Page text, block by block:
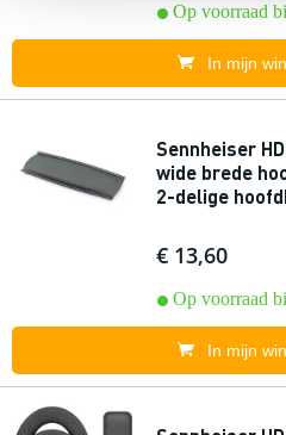
Op voorraad
In mijn
Sennheiser
wide brede
2-delige
€ 13,60
Op voorraad
In mijn